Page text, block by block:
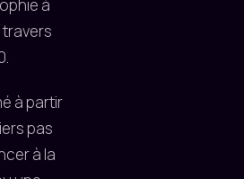
à
travers
à partir
pas
à la